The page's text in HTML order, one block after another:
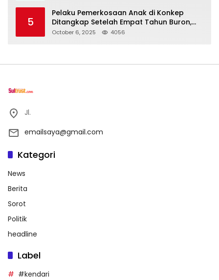
5
Pelaku Pemerkosaan Anak di Konkep
Ditangkap Setelah Empat Tahun Buron,
Polisi Masih Buru Satu Pelaku Lain
October 6, 2025 4056
Jl.
emailsaya@gmail.com
Kategori
News
Berita
Sorot
Politik
headline
Label
#kendari